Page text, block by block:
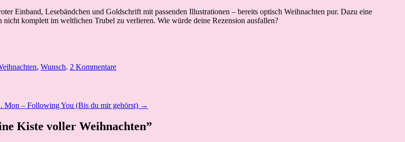
Einband, Lesebändchen und Goldschrift mit passenden Illustrationen – bereits optisch Weihnachten pur. Dazu eine
komplett im weltlichen Trubel zu verlieren. Wie würde deine Rezension ausfallen?
, Wunsch. 2 Kommentare
Mon – Following You (Bis du mir gehörst) →
Kiste voller Weihnachten”